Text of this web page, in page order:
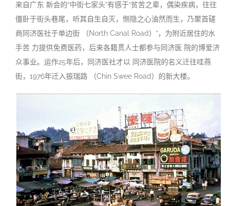
来自广东 新会的“中街七家头”有感于“贫苦之辈，偶染疾病，往往
僵卧于街头巷尾，听其自生自灭，恻隐之心油然而生，乃聚首磋
商同济医社于单边街 （North Canal Road）”，为附近居住的水
手苦 力提供免费医药，后来各籍贯人士都参与同济医 院的博爱济
众事业。运作25年后，同济医社才以 同济医院的名义迁往哇燕
街，1976年迁入振瑞路 （Chin Swee Road）的新大楼。